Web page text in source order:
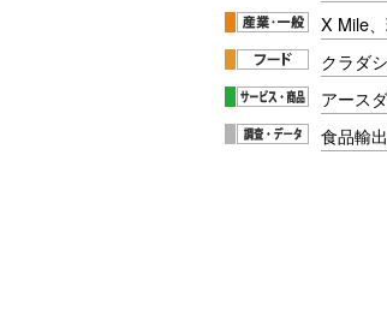
X Mile
クラダ
アース
食品輸